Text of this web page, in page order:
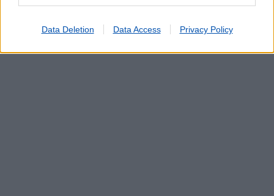
Data Deletion Data Access Privacy Policy